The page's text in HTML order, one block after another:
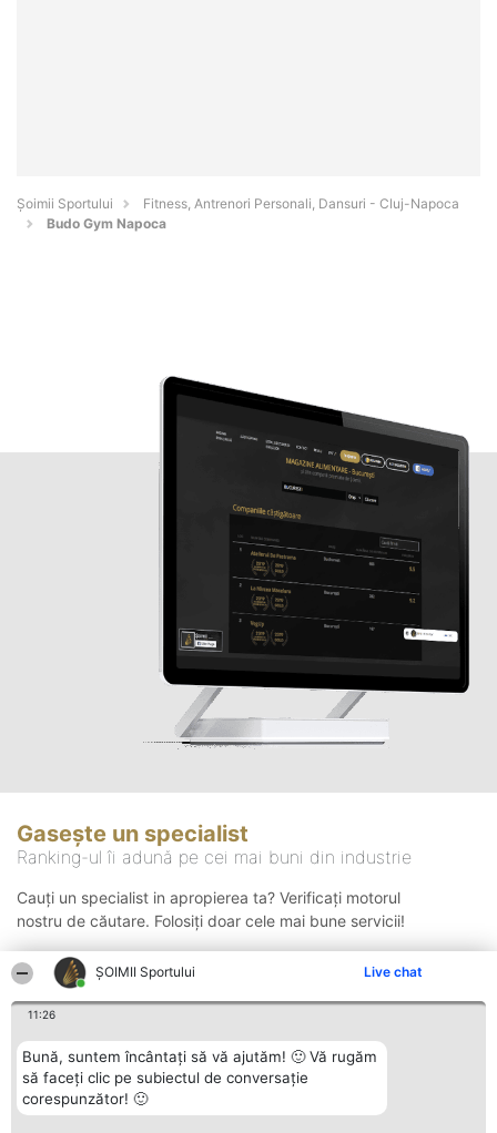
ȘOIMII Sportului Live chat
11:26
Bună, suntem încântați să vă ajutăm! 🙂 Vă rugăm
să faceți clic pe subiectul de conversație
corespunzător! 🙂
Șoimii Sportului
Fitness, Antrenori Personali, Dansuri - Cluj-Napoca
Budo Gym Napoca
Gasește un specialist
Ranking-ul îi adună pe cei mai buni din industrie
Cauți un specialist in apropierea ta? Verificați motorul
nostru de căutare. Folosiți doar cele mai bune servicii!